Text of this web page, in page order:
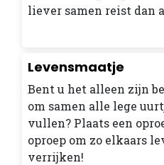
liever samen reist dan
Levensmaatje
Bent u het alleen zijn
om samen alle lege
vullen? Plaats een
oproep om zo elkaars
verrijken!